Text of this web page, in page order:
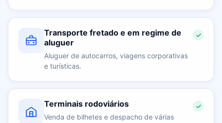
Transporte fretado e em regime de
aluguer
Aluguer de autocarros, viagens corporativas
e turísticas.
Terminais rodoviários
Venda de bilhetes e despacho de várias